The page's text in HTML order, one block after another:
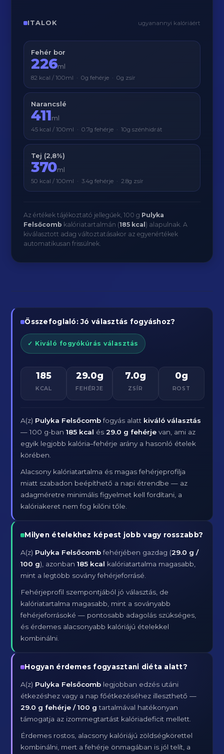
ITALOK ugyanannyi kalóriáért
Fehér bor
226ml
82 kcal / 100ml · 0g fehérje · 0g zsír
Narancslé
411ml
45 kcal / 100ml · 0.7g fehérje · 10g szénhidrát
Tej (2,8%)
370ml
50 kcal / 100ml · 3.4g fehérje · 2.8g zsír
Az értékek tájékoztató jellegűek, 100 g Pulyka
Felsőcomb kalóriatartalmán (185 kcal ) alapulnak. A
kiválasztott adag változtatásakor az egyenértékek
automatikusan frissülnek.
Összefoglaló: Jó választás fogyáshoz?
✓ Kiváló fogyókúrás választás
185
KCAL
29.0g
FEHÉRJE
7.0g
ZSÍR
0g
ROST
A(z) Pulyka Felsőcombfogyás alatt kiváló választás
— 100 g-ban185 kcal és29.0 g fehérje van, ami az
egyik legjobb kalória–fehérje arány a hasonló ételek
körében.
Alacsony kalóriatartalma és magas fehérjeprofilja
miatt szabadon beépíthető a napi étrendbe — az
adagméretre minimális figyelmet kell fordítani, a
kalóriakeret nem fog kilőni tőle.
Milyen ételekhez képest jobb vagy rosszabb?
A(z) Pulyka Felsőcombfehérjében gazdag (29.0 g /
100 g), azonban185 kcal kalóriatartalma magasabb,
mint a legtöbb sovány fehérjeforrásé.
Fehérjeprofil szempontjából jó választás, de
kalóriatartalma magasabb, mint a soványabb
fehérjeforrásoké — pontosabb adagolás szükséges,
és érdemes alacsonyabb kalóriájú ételekkel
kombinálni.
Hogyan érdemes fogyasztani diéta alatt?
A(z) Pulyka Felsőcomb legjobban edzés utáni
étkezéshez vagy a nap főétkezéséhez illeszthető —
29.0 g fehérje / 100 g tartalmával hatékonyan
támogatja az izommegtartást kalóriadeficit mellett.
Érdemes rostos, alacsony kalóriájú zöldségkörettel
kombinálni, mert a fehérje önmagában is jól telít, a